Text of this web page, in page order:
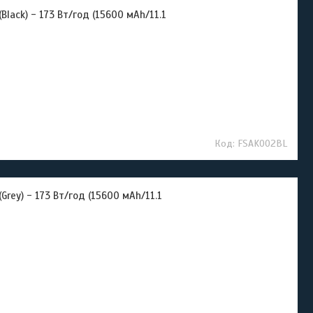
- 173 Вт/год (15600 мАh/11.1
FSAK002BL
- 173 Вт/год (15600 мАh/11.1